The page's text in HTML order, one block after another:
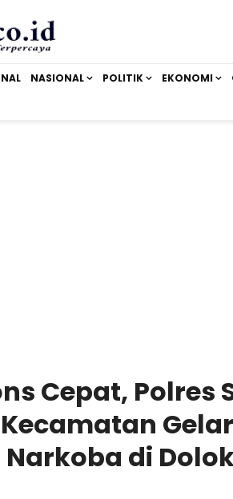
NASIONAL POLITIK EKONOMI
Cepat, Polres
Narkoba di